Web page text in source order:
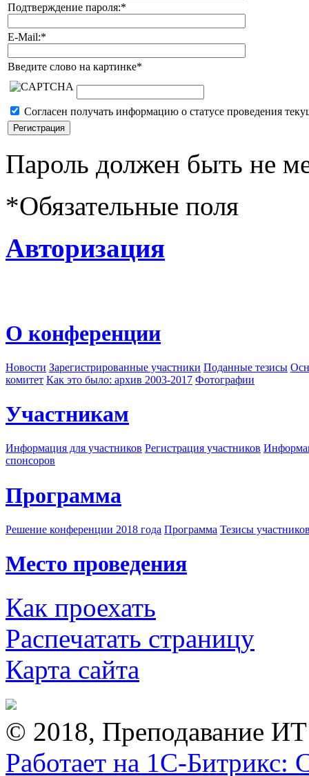
Подтверждение пароля:*
E-Mail:*
Введите слово на картинке*
Согласен получать информацию о статусе проведения
Пароль должен быть не
*Обязательные поля
Авторизация
О конференции
Новости Зарегистрированные участники Поданные тезисы
комитет Как это было: архив 2003-2017 Фотографии
Участникам
Информация для участников Регистрация участников
спонсоров
Программа
Решение конференции 2018 года Программа Тезисы
Место проведения
Как проехать
Распечатать страницу
Карта сайта
© 2018, Преподавание
Работает на 1С-Битрикс: